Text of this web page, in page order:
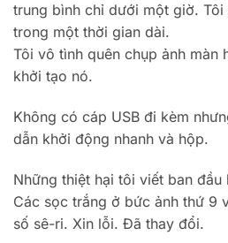
trung bình chỉ dưới một giờ.
trong một thời gian dài.
Tôi vô tình quên chụp ảnh màn
khởi tạo nó.
Không có cáp USB đi kèm
dẫn khởi động nhanh và hộp.
Những thiệt hại tôi viết ban đầu
Các sọc trắng ở bức ảnh thứ 9
số sê-ri. Xin lỗi. Đã thay đổi.